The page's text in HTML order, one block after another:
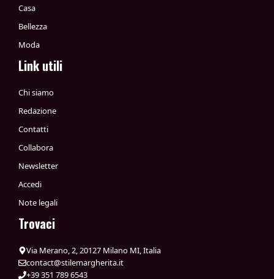
Casa
Bellezza
Moda
Link utili
Chi siamo
Redazione
Contatti
Collabora
Newsletter
Accedi
Note legali
Trovaci
Via Merano, 2, 20127 Milano MI, Italia
contact@stilemargherita.it
+39 351 789 6543